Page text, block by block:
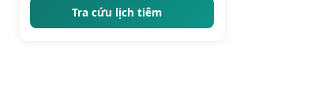
Tra cứu lịch tiêm